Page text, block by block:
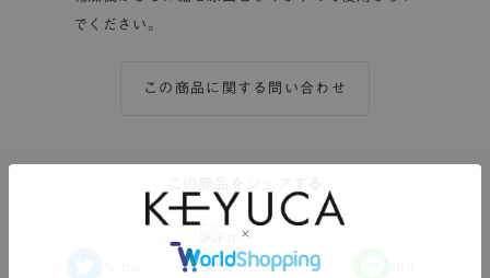
でください。
この商品に関する問い合わせ
Facebook